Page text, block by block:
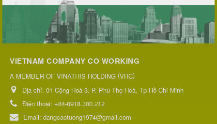
VIETNAM COMPANY CO WORKING
A MEMBER OF VINATHIS HOLDING (VHC)
Địa chỉ: 01 Cộng Hoà 3, P. Phú Thọ Hoà, Tp Hồ Chí Minh
Điện thoại: +84-0918.300.212
Email: dangcaotuong1974@gmail.com